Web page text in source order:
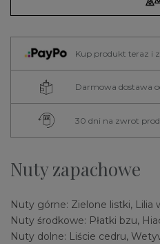
Kup produkt teraz i
Darmowa dostawa
30 dni na zwrot
Nuty zapachowe
Nuty górne: Zielone listki, Lilia
Nuty środkowe: Płatki bzu,
Nuty dolne: Liście cedru,